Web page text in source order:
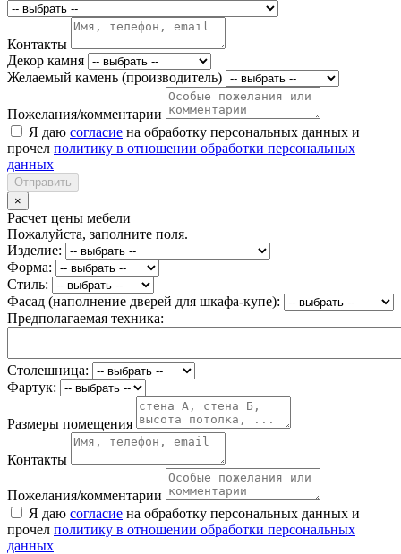
Контакты
Декор камня
Желаемый камень (производитель)
Пожелания/комментарии
Я даю согласие на обработку персональных данных и
прочел политику в отношении обработки персональных
данных
Отправить
×
Расчет цены мебели
Пожалуйста, заполните поля.
Изделие:
Форма:
Стиль:
Фасад (наполнение дверей для шкафа-купе):
Предполагаемая техника:
Столешница:
Фартук:
Размеры помещения
Контакты
Пожелания/комментарии
Я даю согласие на обработку персональных данных и
прочел политику в отношении обработки персональных
данных